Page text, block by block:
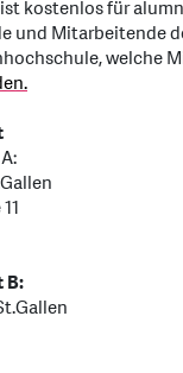
kostenlos für
und Mitarbeitende
welche
B: